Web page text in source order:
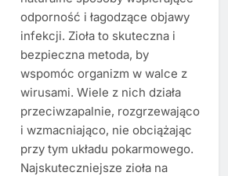
odporność i łagodzące objawy
infekcji. Zioła to skuteczna i
bezpieczna metoda, by
wspomóc organizm w walce z
wirusami. Wiele z nich działa
przeciwzapalnie, rozgrzewająco
i wzmacniająco, nie obciążając
przy tym układu pokarmowego.
Najskuteczniejsze zioła na